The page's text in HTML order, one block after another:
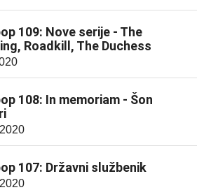
109: Nove serije - The
Roadkill, The Duchess
108: In memoriam - Šon
107: Državni službenik